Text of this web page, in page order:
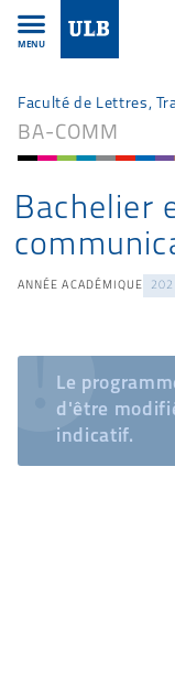
MENU
Faculté de Lettres,
BA-COMM
Bachelier
ANNÉE ACADÉMIQUE
Le
d'être
indicatif.